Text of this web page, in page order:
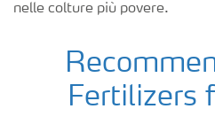
nelle colture più povere.
Fertilizers